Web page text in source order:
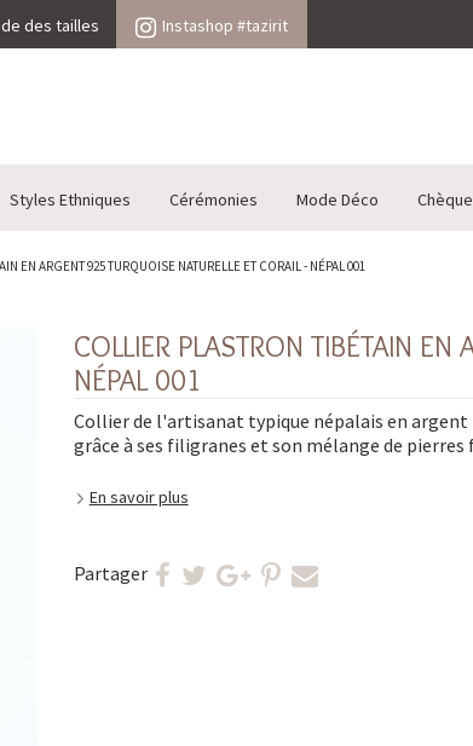
des tailles Instashop #tazirit
Styles Ethniques Cérémonies Mode Déco
EN ARGENT 925 TURQUOISE NATURELLE ET CORAIL - NÉPAL 001
COLLIER PLASTRON TIBÉTAIN
NÉPAL 001
Collier de l'artisanat typique népalais en
grâce à ses filigranes et son mélange de pierres
En savoir plus
Partager